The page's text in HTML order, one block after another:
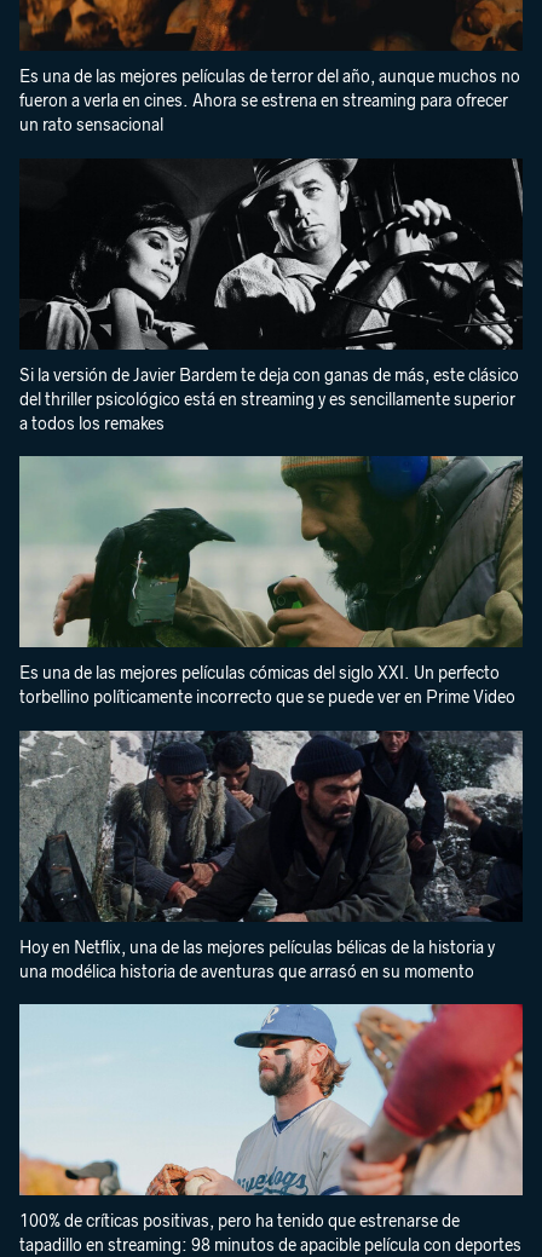
Es una de las mejores películas de terror del año, aunque muchos no
fueron a verla en cines. Ahora se estrena en streaming para ofrecer
un rato sensacional
Si la versión de Javier Bardem te deja con ganas de más, este clásico
del thriller psicológico está en streaming y es sencillamente superior
a todos los remakes
Es una de las mejores películas cómicas del siglo XXI. Un perfecto
torbellino políticamente incorrecto que se puede ver en Prime Video
Hoy en Netflix, una de las mejores películas bélicas de la historia y
una modélica historia de aventuras que arrasó en su momento
100% de críticas positivas, pero ha tenido que estrenarse de
tapadillo en streaming: 98 minutos de apacible película con deportes